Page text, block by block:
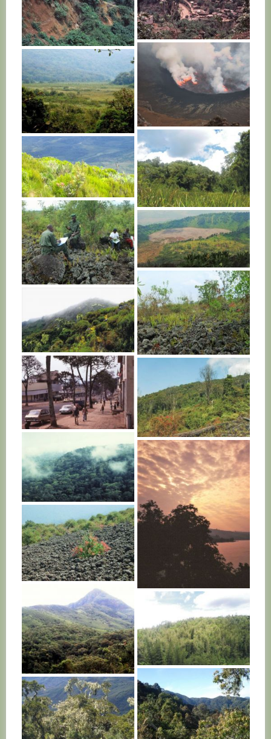
R. D. CONGO
R. D. CONGO
R. D. CONGO
R. D. CONGO
R. D. CONGO
R. D. CONGO
R. D. CONGO
R. D. CONGO
R. D. CONGO
R. D. CONGO
R. D. CONGO
R. D. CONGO
R. D. CONGO